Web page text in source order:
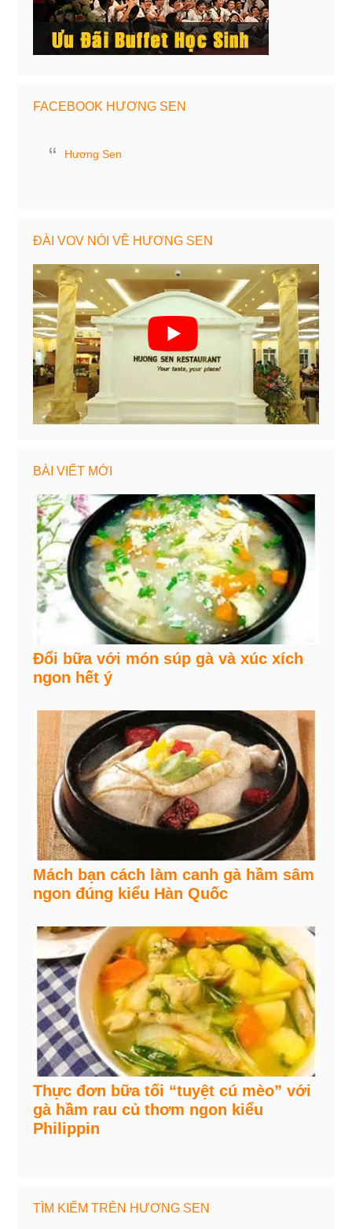
FACEBOOK HƯƠNG SEN
Hương Sen
ĐÀI VOV NÓI VỀ HƯƠNG SEN
BÀI VIẾT MỚI
Đổi bữa với món súp gà và xúc xích
ngon hết ý
Mách bạn cách làm canh gà hầm sâm
ngon đúng kiểu Hàn Quốc
Thực đơn bữa tối “tuyệt cú mèo” với
gà hầm rau củ thơm ngon kiểu
Philippin
TÌM KIẾM TRÊN HƯƠNG SEN